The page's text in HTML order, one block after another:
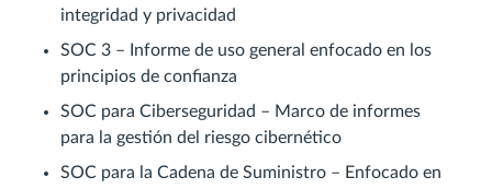
integridad y privacidad
SOC 3 – Informe de uso general enfocado en los
principios de confianza
SOC para Ciberseguridad – Marco de informes
para la gestión del riesgo cibernético
SOC para la Cadena de Suministro – Enfocado en